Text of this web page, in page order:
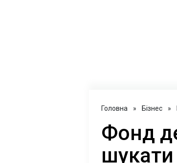
Головна » Бізнес »
Фонд
шукати